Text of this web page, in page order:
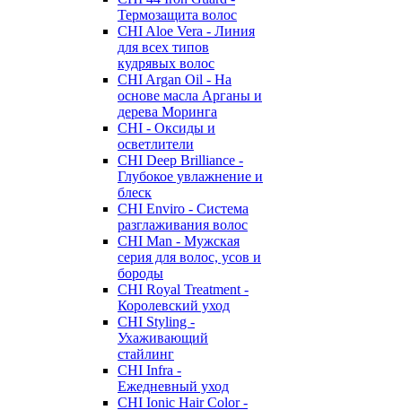
Термозащита волос
CHI Aloe Vera - Линия
для всех типов
кудрявых волос
CHI Argan Oil - На
основе масла Арганы и
дерева Моринга
CHI - Оксиды и
осветлители
CHI Deep Brilliance -
Глубокое увлажнение и
блеск
CHI Enviro - Система
разглаживания волос
CHI Man - Мужская
серия для волос, усов и
бороды
CHI Royal Treatment -
Королевский уход
CHI Styling -
Ухаживающий
стайлинг
CHI Infra -
Ежедневный уход
CHI Ionic Hair Color -